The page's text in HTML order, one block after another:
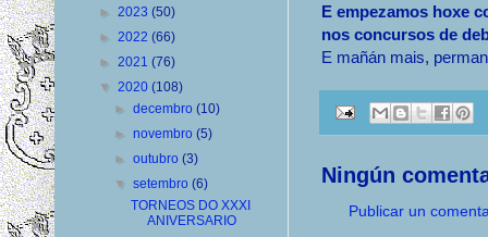
E empezamos hoxe
nos concursos de
E mañán mais,
Ningún
Publicar un
► 2023 (50)
► 2022 (66)
► 2021 (76)
▼ 2020 (108)
►decembro(10)
►novembro(5)
►outubro(3)
▼setembro(6)
TORNEOS DO XXXI
ANIVERSARIO